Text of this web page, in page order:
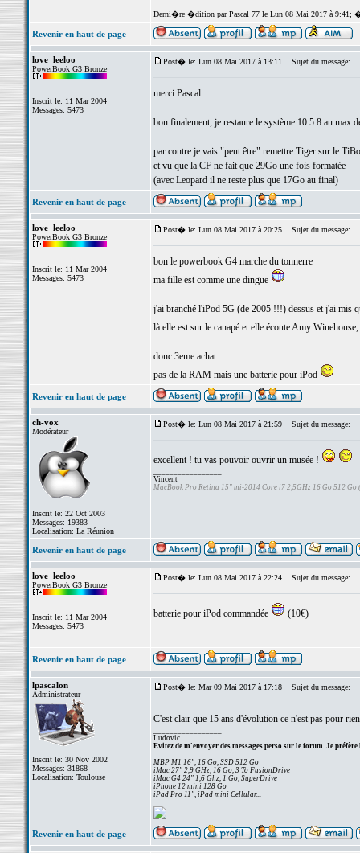
Derni�re �dition par Pascal 77 le Lun 08 Mai 2017 à
Revenir en haut de page
love_leeloo
PowerBook G3 Bronze
Inscrit le: 11 Mar 2004
Messages: 5473
Post� le: Lun 08 Mai 2017 à 13:11 Sujet du message:
merci Pascal
bon finalement, je restaure le système 10.5.8 au max
par contre je vais "peut être" remettre Tiger sur le
et vu que la CF ne fait que 29Go une fois formatée
(avec Leopard il ne reste plus que 17Go au final)
Revenir en haut de page
love_leeloo
PowerBook G3 Bronze
Inscrit le: 11 Mar 2004
Messages: 5473
Post� le: Lun 08 Mai 2017 à 20:25 Sujet du message:
bon le powerbook G4 marche du tonnerre
ma fille est comme une dingue
j'ai branché l'iPod 5G (de 2005 !!!) dessus et j'ai mis
là elle est sur le canapé et elle écoute Amy
donc 3eme achat :
pas de la RAM mais une batterie pour iPod
Revenir en haut de page
ch-vox
Modérateur
Inscrit le: 22 Oct 2003
Messages: 19383
Localisation: La Réunion
Post� le: Lun 08 Mai 2017 à 21:59 Sujet du message:
excellent ! tu vas pouvoir ouvrir un musée !
Vincent
MacBook Pro Retina 15" mi-2014 Core i7 2,5GHz 16 Go 512 Go
Revenir en haut de page
love_leeloo
PowerBook G3 Bronze
Inscrit le: 11 Mar 2004
Messages: 5473
Post� le: Lun 08 Mai 2017 à 22:24 Sujet du message:
batterie pour iPod commandée (10€)
Revenir en haut de page
lpascalon
Administrateur
Inscrit le: 30 Nov 2002
Messages: 31868
Localisation: Toulouse
Post� le: Mar 09 Mai 2017 à 17:18 Sujet du message:
C'est clair que 15 ans d'évolution ce n'est pas pour
Ludovic
Evitez de m'envoyer des messages perso sur le forum. Je préfère
MBP M1 16", 16 Go, SSD 512 Go
iMac 27" 2,9 GHz, 16 Go, 3 To FusionDrive
iMac G4 24" 1,6 Ghz, 1 Go, SuperDrive
iPhone 12 mini 128 Go
iPad Pro 11", iPad mini Cellular...
Revenir en haut de page